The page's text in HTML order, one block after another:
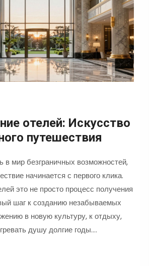
отелей: Искусство
путешествия
в мир безграничных возможностей,
начинается с первого клика.
это не просто процесс получения
шаг к созданию незабываемых
в новую культуру, к отдыху,
душу долгие годы.…